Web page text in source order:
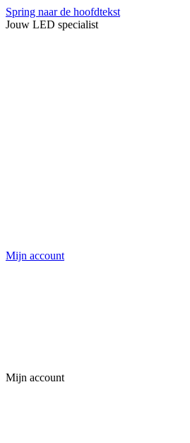
Spring naar de hoofdtekst
Jouw LED specialist
Mijn account
Mijn account